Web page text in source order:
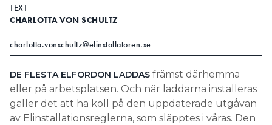
TEXT
CHARLOTTA VON SCHULTZ
charlotta.vonschultz@elinstallatoren.se
DE FLESTA ELFORDON LADDAS främst därhemma
eller på arbetsplatsen. Och när laddarna installeras
gäller det att ha koll på den uppdaterade utgåvan
av Elinstallationsreglerna, som släpptes i våras. Den